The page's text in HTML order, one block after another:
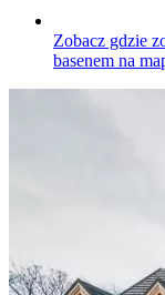
Zobacz gdzie
basenem na